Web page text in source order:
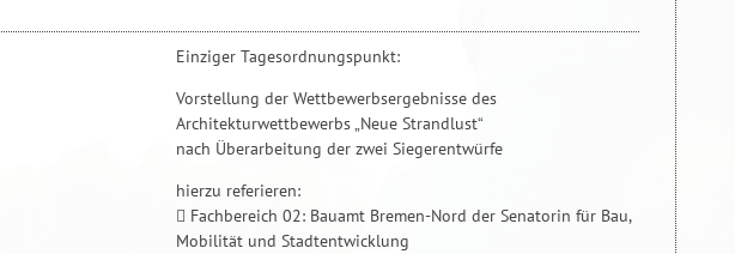
Einziger Tagesordnungspunkt:
Vorstellung der Wettbewerbsergebnisse des
Architekturwettbewerbs „Neue Strandlust“
nach Überarbeitung der zwei Siegerentwürfe
hierzu referieren:
 Fachbereich 02: Bauamt Bremen-Nord der Senatorin für Bau,
Mobilität und Stadtentwicklung